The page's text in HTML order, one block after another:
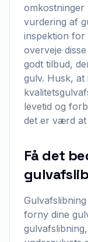
omkostninger
vurdering af
inspektion for
overveje
godt tilbud,
gulv. Husk, at
levetid og
det er værd
Få det
forny dine